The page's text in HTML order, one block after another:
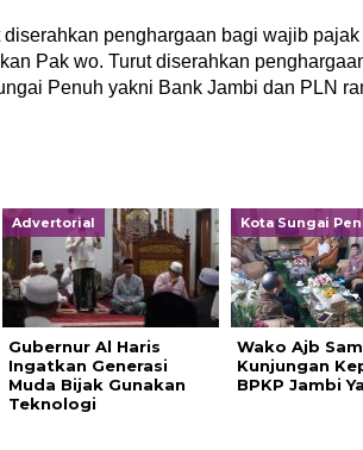
penghargaan bagi wajib
Pak wo. Turut diserahkan
Penuh yakni Bank Jambi dan PLN
Advertorial
Gubernur Al Haris
Ingatkan Generasi
Muda Bijak Gunakan
Teknologi
Kota Sungai
Wako Ajb
Kunjungan
BPKP Jambi